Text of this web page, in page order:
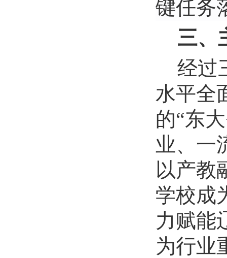
键任务
三、
经过
水平全
的“东
业、一
以产教
学校成
力赋能
为行业